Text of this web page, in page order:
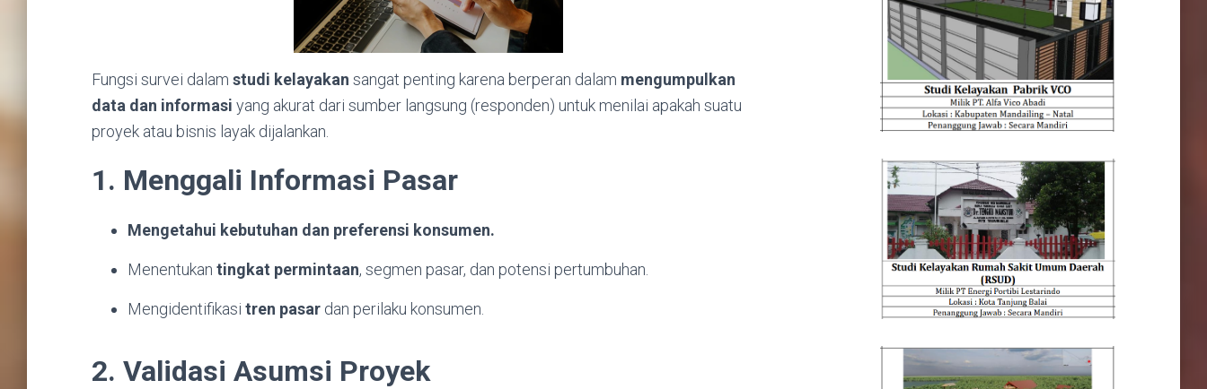
Fungsi survei dalam studi kelayakan sangat penting karena berperan dalam mengumpulkan
data dan informasi yang akurat dari sumber langsung (responden) untuk menilai apakah suatu
proyek atau bisnis layak dijalankan.
1. Menggali Informasi Pasar
Mengetahui kebutuhan dan preferensi konsumen.
Menentukan tingkat permintaan, segmen pasar, dan potensi pertumbuhan.
Mengidentifikasi tren pasar dan perilaku konsumen.
2. Validasi Asumsi Proyek